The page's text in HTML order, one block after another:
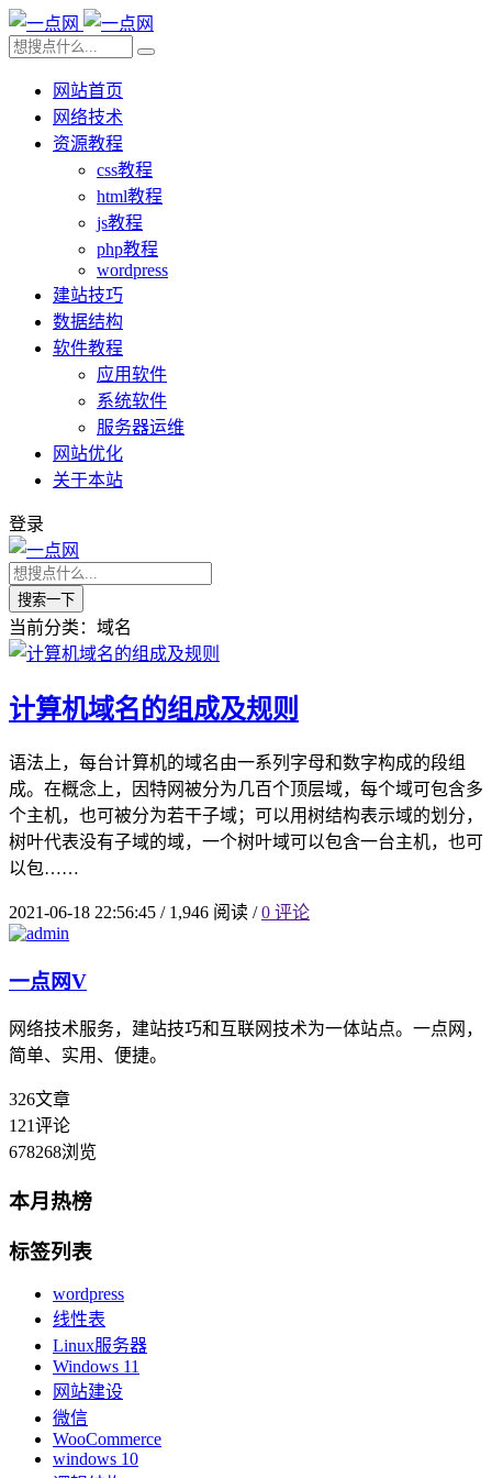
网站首页
网络技术
资源教程
css教程
html教程
js教程
php教程
wordpress
建站技巧
数据结构
软件教程
应用软件
系统软件
服务器运维
网站优化
关于本站
登录
搜索一下
当前分类：域名
计算机域名的组成及规则
语法上，每台计算机的域名由一系列字母和数字构成的段组
成。在概念上，因特网被分为几百个顶层域，每个域可包含多
个主机，也可被分为若干子域；可以用树结构表示域的划分，
树叶代表没有子域的域，一个树叶域可以包含一台主机，也可
以包……
2021-06-18 22:56:45 /1,946 阅读 / 0 评论
一点网V
网络技术服务，建站技巧和互联网技术为一体站点。一点网，
简单、实用、便捷。
326文章
121评论
678268浏览
本月热榜
标签列表
wordpress
线性表
Linux服务器
Windows 11
网站建设
微信
WooCommerce
windows 10